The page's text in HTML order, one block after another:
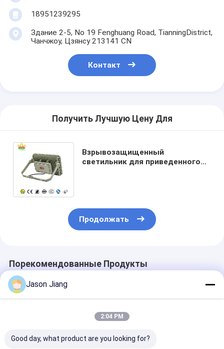
18951239295
Здание 2-5, No 19 Fenghuang Road, TianningDistrict,
Чанчжоу, Цзянсу 213141 CN
Контакт
Получить Лучшую Цену Для
Взрывозащищенный
светильник для приведенного
Продолжать
Порекомендованные Продукты
Jason Jiang
2:04 PM
Good day, what product are you looking for?